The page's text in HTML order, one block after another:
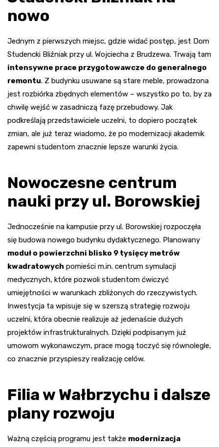
nowo
Jednym z pierwszych miejsc, gdzie widać postęp, jest Dom
Studencki Bliźniak przy ul. Wojciecha z Brudzewa. Trwają tam
intensywne prace przygotowawcze do generalnego
remontu. Z budynku usuwane są stare meble, prowadzona
jest rozbiórka zbędnych elementów – wszystko po to, by za
chwilę wejść w zasadniczą fazę przebudowy. Jak
podkreślają przedstawiciele uczelni, to dopiero początek
zmian, ale już teraz wiadomo, że po modernizacji akademik
zapewni studentom znacznie lepsze warunki życia.
Nowoczesne centrum
nauki przy ul. Borowskiej
Jednocześnie na kampusie przy ul. Borowskiej rozpoczęła
się budowa nowego budynku dydaktycznego. Planowany
moduł o powierzchni blisko 9 tysięcy metrów
kwadratowych pomieści m.in. centrum symulacji
medycznych, które pozwoli studentom ćwiczyć
umiejętności w warunkach zbliżonych do rzeczywistych.
Inwestycja ta wpisuje się w szerszą strategię rozwoju
uczelni, która obecnie realizuje aż jedenaście dużych
projektów infrastrukturalnych. Dzięki podpisanym już
umowom wykonawczym, prace mogą toczyć się równolegle,
co znacznie przyspieszy realizację celów.
Filia w Wałbrzychu i dalsze
plany rozwoju
Ważną częścią programu jest także modernizacja